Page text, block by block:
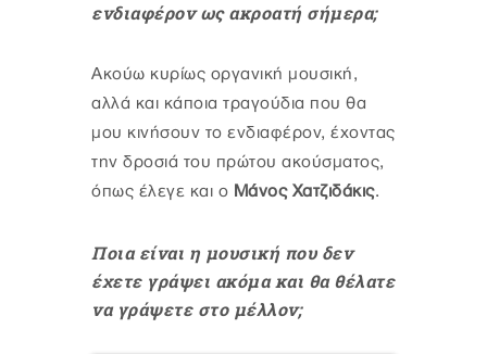
ενδιαφέρον ως ακροατή σήμερα;
Ακούω κυρίως οργανική μουσική,
αλλά και κάποια τραγούδια που θα
μου κινήσουν το ενδιαφέρον, έχοντας
την δροσιά του πρώτου ακούσματος,
όπως έλεγε και ο Μάνος Χατζιδάκις.
Ποια είναι η μουσική που δεν
έχετε γράψει ακόμα και θα θέλατε
να γράψετε στο μέλλον;